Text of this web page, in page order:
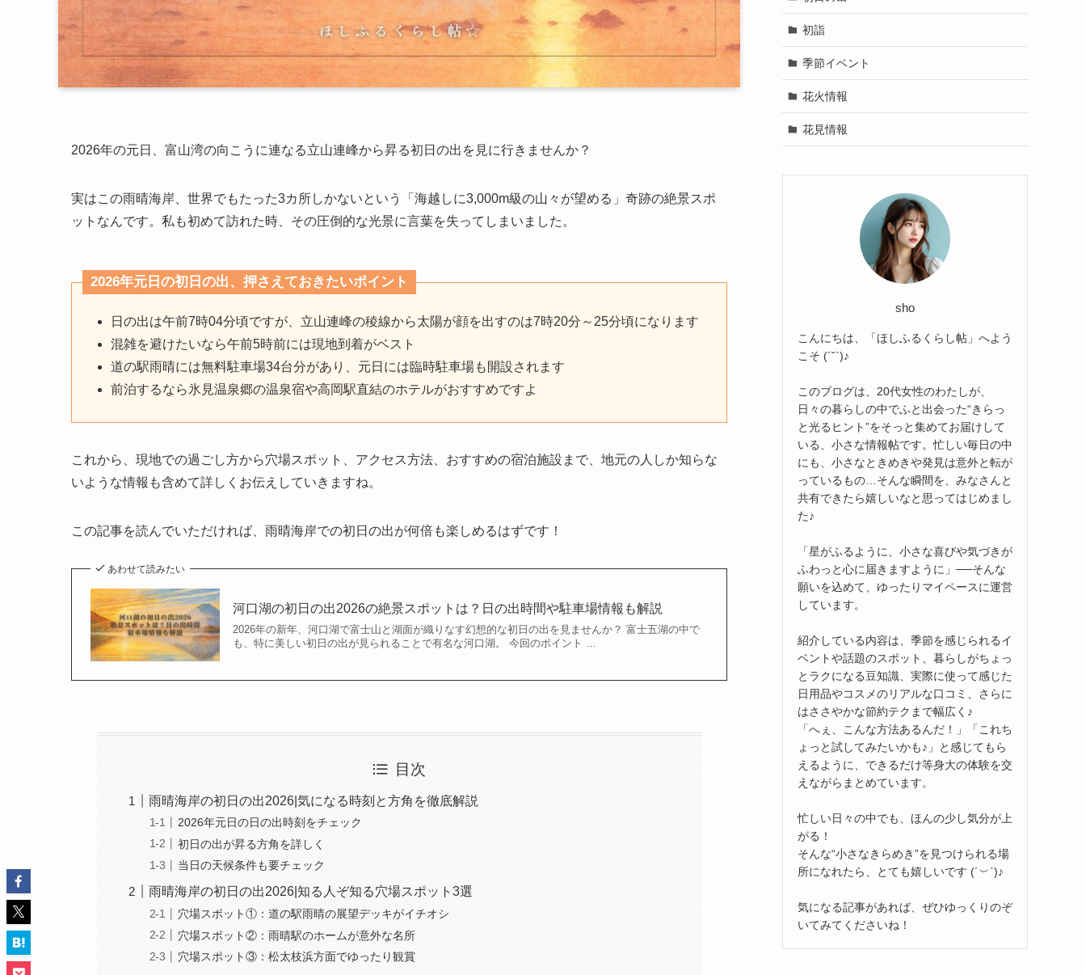
2026年の元日、富山湾の向こうに連なる立山連峰から昇る初日の出を見に行きませんか？
実はこの雨晴海岸、世界でもたった3カ所しかないという「海越しに3,000m級の山々が望める」奇跡の絶景スポ
ットなんです。私も初めて訪れた時、その圧倒的な光景に言葉を失ってしまいました。
2026年元日の初日の出、押さえておきたいポイント
日の出は午前7時04分頃ですが、立山連峰の稜線から太陽が顔を出すのは7時20分～25分頃になります
混雑を避けたいなら午前5時前には現地到着がベスト
道の駅雨晴には無料駐車場34台分があり、元日には臨時駐車場も開設されます
前泊するなら氷見温泉郷の温泉宿や高岡駅直結のホテルがおすすめですよ
これから、現地での過ごし方から穴場スポット、アクセス方法、おすすめの宿泊施設まで、地元の人しか知らな
いような情報も含めて詳しくお伝えしていきますね。
この記事を読んでいただければ、雨晴海岸での初日の出が何倍も楽しめるはずです！
あわせて読みたい
河口湖の初日の出2026の絶景スポットは？日の出時間や駐車場情報も解説
2026年の新年、河口湖で富士山と湖面が織りなす幻想的な初日の出を見ませんか？ 富士五湖の中で
も、特に美しい初日の出が見られることで有名な河口湖。 今回のポイント …
目次
雨晴海岸の初日の出2026|気になる時刻と方角を徹底解説
2026年元日の日の出時刻をチェック
初日の出が昇る方角を詳しく
当日の天候条件も要チェック
雨晴海岸の初日の出2026|知る人ぞ知る穴場スポット3選
穴場スポット①：道の駅雨晴の展望デッキがイチオシ
穴場スポット②：雨晴駅のホームが意外な名所
穴場スポット③：松太枝浜方面でゆったり観賞
初詣
季節イベント
花火情報
花見情報
sho
こんにちは、「ほしふるくらし帖」へよう
こそ (´˘`)♪
このブログは、20代女性のわたしが、
日々の暮らしの中でふと出会った“きらっ
と光るヒント”をそっと集めてお届けして
いる、小さな情報帖です。忙しい毎日の中
にも、小さなときめきや発見は意外と転が
っているもの…そんな瞬間を、みなさんと
共有できたら嬉しいなと思ってはじめまし
た♪
「星がふるように、小さな喜びや気づきが
ふわっと心に届きますように」──そんな
願いを込めて、ゆったりマイペースに運営
しています。
紹介している内容は、季節を感じられるイ
ベントや話題のスポット、暮らしがちょっ
とラクになる豆知識、実際に使って感じた
日用品やコスメのリアルな口コミ、さらに
はささやかな節約テクまで幅広く♪
「へぇ、こんな方法あるんだ！」「これち
ょっと試してみたいかも♪」と感じてもら
えるように、できるだけ等身大の体験を交
えながらまとめています。
忙しい日々の中でも、ほんの少し気分が上
がる！
そんな“小さなきらめき”を見つけられる場
所になれたら、とても嬉しいです (´︶`)♪
気になる記事があれば、ぜひゆっくりのぞ
いてみてくださいね！